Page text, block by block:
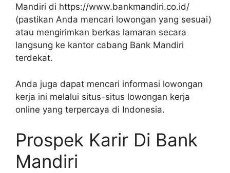
Mandiri di https://www.bankmandiri.co.id/
(pastikan Anda mencari lowongan yang sesuai)
atau mengirimkan berkas lamaran secara
langsung ke kantor cabang Bank Mandiri
terdekat.
Anda juga dapat mencari informasi lowongan
kerja ini melalui situs-situs lowongan kerja
online yang terpercaya di Indonesia.
Prospek Karir Di Bank
Mandiri